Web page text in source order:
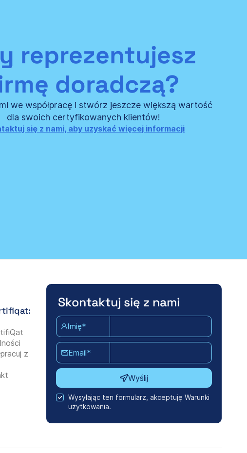
reprezentujesz
doradczą?
we współpracę i stwórz jeszcze większą wartość
dla swoich certyfikowanych klientów!
się z nami, aby uzyskać więcej informacji
z
Skontaktuj się z nami
Imię*
Email*
Wyślij
Wysyłając ten formularz, akceptuję Warunki
użytkowania.